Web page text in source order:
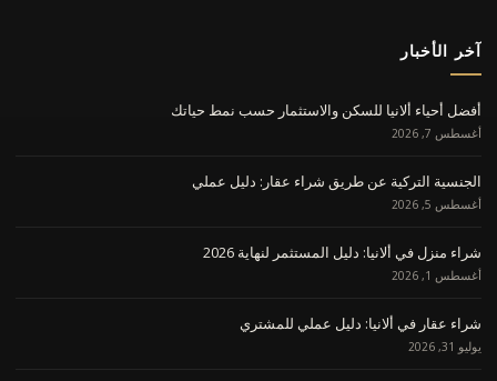
آخر الأخبار
أفضل أحياء ألانيا للسكن والاستثمار حسب نمط حياتك
أغسطس 7, 2026
الجنسية التركية عن طريق شراء عقار: دليل عملي
أغسطس 5, 2026
شراء منزل في ألانيا: دليل المستثمر لنهاية 2026
أغسطس 1, 2026
شراء عقار في ألانيا: دليل عملي للمشتري
يوليو 31, 2026